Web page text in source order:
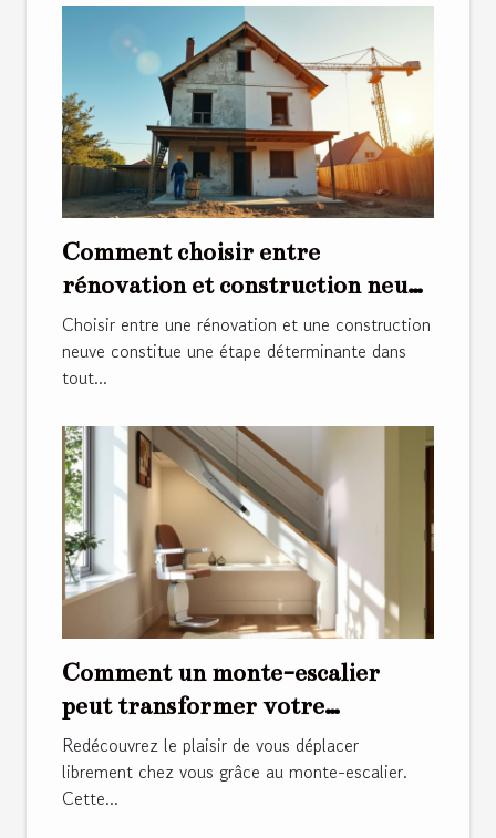
Comment choisir entre
rénovation et construction neuve
?
Choisir entre une rénovation et une construction
neuve constitue une étape déterminante dans
tout...
Comment un monte-escalier
peut transformer votre
quotidien ?
Redécouvrez le plaisir de vous déplacer
librement chez vous grâce au monte-escalier.
Cette...